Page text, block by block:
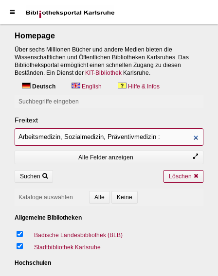
Homepage
Über sechs Millionen Bücher und andere Medien bieten die
Wissenschaftlichen und Öffentlichen Bibliotheken Karlsruhes. Das
Bibliotheksportal ermöglicht einen schnellen Zugang zu diesen
Beständen. Ein Dienst der KIT-Bibliothek Karlsruhe.
Deutsch
English Hilfe & Infos
Suchbegriffe eingeben
Freitext
Alle Felder anzeigen
Suchen Löschen
Kataloge auswählen
Allgemeine Bibliotheken
Badische Landesbibliothek (BLB)
Stadtbibliothek Karlsruhe
Hochschulen